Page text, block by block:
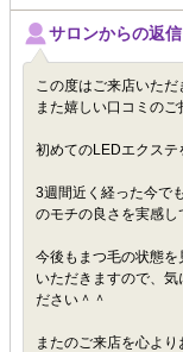
サロンからの返
この度はご来店いた
また嬉しい口コミのご
初めてのLEDエクステ
3週間近く経った今で
のモチの良さを実感
今後もまつ毛の状態
いただきますので、
ださい＾＾
またのご来店を心より